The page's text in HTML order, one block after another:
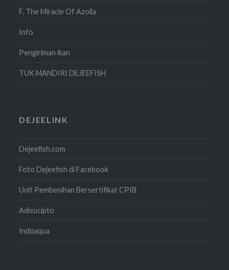
F. The Miracle Of Azolla
Info
Pengiriman ikan
TUK MANDIRI DEJEEFISH
DEJEELINK
Dejeefish.com
Foto Dejeefish di Facebook
Unit Pembenihan Bersertifikat CPIB
Adisucipto
Indoaqua